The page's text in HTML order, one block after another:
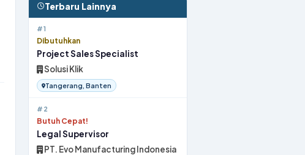
Terbaru Lainnya
#1
Dibutuhkan
Project Sales Specialist
Solusi Klik
Tangerang, Banten
#2
Butuh Cepat!
Legal Supervisor
PT. Evo Manufacturing Indonesia